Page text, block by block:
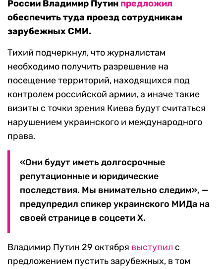
России Владимир Путин предложил
обеспечить туда проезд сотрудникам
зарубежных СМИ.
Тихий подчеркнул, что журналистам
необходимо получить разрешение на
посещение территорий, находящихся под
контролем российской армии, а иначе такие
визиты с точки зрения Киева будут считаться
нарушением украинского и международного
права.
«Они будут иметь долгосрочные
репутационные и юридические
последствия. Мы внимательно следим», —
предупредил спикер украинского МИДа на
своей странице в соцсети Х.
Владимир Путин 29 октября выступил с
предложением пустить зарубежных, в том